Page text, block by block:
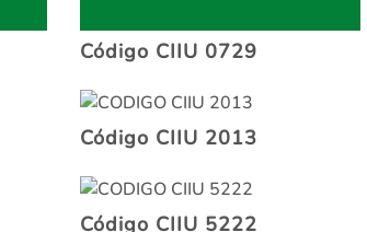
Código CIIU 0729
Código CIIU 2013
Código CIIU 5222